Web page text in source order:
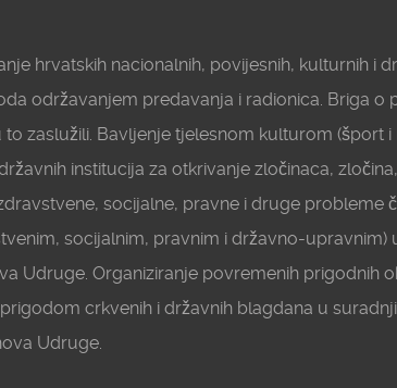
hrvatskih nacionalnih, povijesnih, kulturnih i
održavanjem predavanja i radionica. Briga o
zaslužili. Bavljenje tjelesnom kulturom (šport
institucija za otkrivanje zločinaca,
socijalne, pravne i druge probleme
socijalnim, pravnim i državno-upravnim)
Udruge. Organiziranje povremenih prigodnih
crkvenih i državnih blagdana u
Udruge.